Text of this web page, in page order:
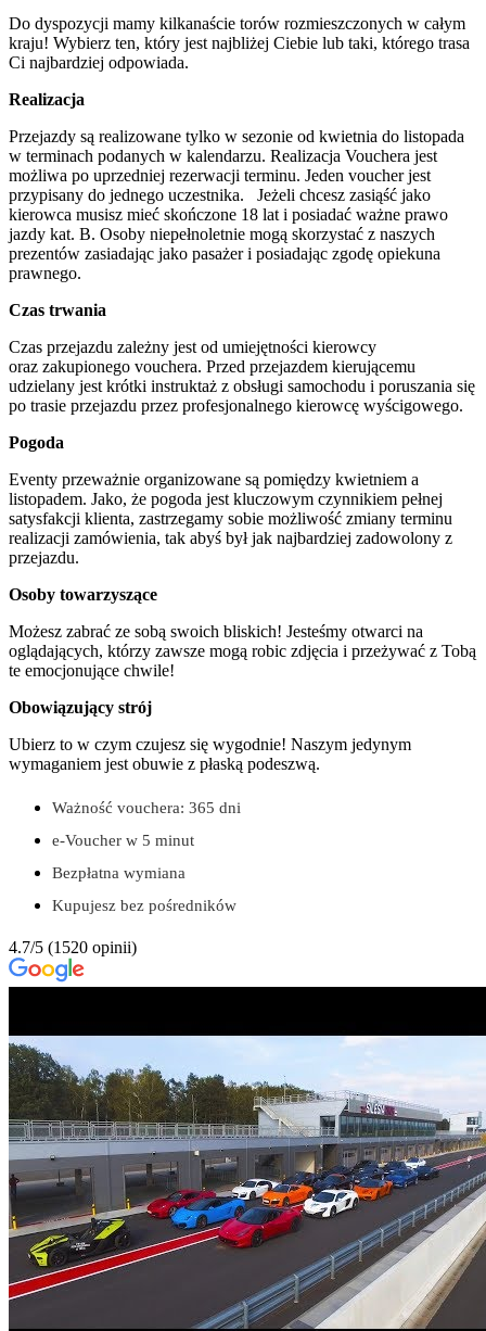
Do dyspozycji mamy kilkanaście torów rozmieszczonych w całym
kraju! Wybierz ten, który jest najbliżej Ciebie lub taki, którego trasa
Ci najbardziej odpowiada.
Realizacja
Przejazdy są realizowane tylko w sezonie od kwietnia do listopada
w terminach podanych w kalendarzu. Realizacja Vouchera jest
możliwa po uprzedniej rezerwacji terminu. Jeden voucher jest
przypisany do jednego uczestnika. Jeżeli chcesz zasiąść jako
kierowca musisz mieć skończone 18 lat i posiadać ważne prawo
jazdy kat. B. Osoby niepełnoletnie mogą skorzystać z naszych
prezentów zasiadając jako pasażer i posiadając zgodę opiekuna
prawnego.
Czas trwania
Czas przejazdu zależny jest od umiejętności kierowcy
oraz zakupionego vouchera. Przed przejazdem kierującemu
udzielany jest krótki instruktaż z obsługi samochodu i poruszania się
po trasie przejazdu przez profesjonalnego kierowcę wyścigowego.
Pogoda
Eventy przeważnie organizowane są pomiędzy kwietniem a
listopadem. Jako, że pogoda jest kluczowym czynnikiem pełnej
satysfakcji klienta, zastrzegamy sobie możliwość zmiany terminu
realizacji zamówienia, tak abyś był jak najbardziej zadowolony z
przejazdu.
Osoby towarzyszące
Możesz zabrać ze sobą swoich bliskich! Jesteśmy otwarci na
oglądających, którzy zawsze mogą robic zdjęcia i przeżywać z Tobą
te emocjonujące chwile!
Obowiązujący strój
Ubierz to w czym czujesz się wygodnie! Naszym jedynym
wymaganiem jest obuwie z płaską podeszwą.
Ważność vouchera: 365 dni
e-Voucher w 5 minut
Bezpłatna wymiana
Kupujesz bez pośredników
4.7/5 (1520 opinii)